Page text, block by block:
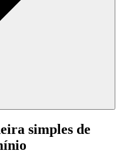
simples de